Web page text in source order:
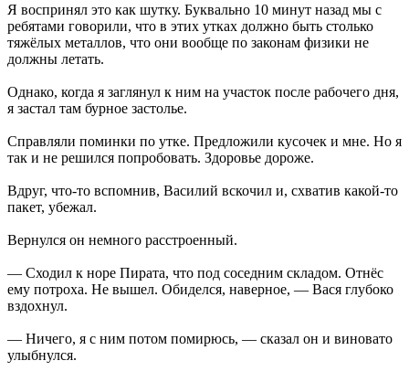
Я воспринял это как шутку. Буквально 10 минут назад мы с
ребятами говорили, что в этих утках должно быть столько
тяжёлых металлов, что они вообще по законам физики не
должны летать.
Однако, когда я заглянул к ним на участок после рабочего дня,
я застал там бурное застолье.
Справляли поминки по утке. Предложили кусочек и мне. Но я
так и не решился попробовать. Здоровье дороже.
Вдруг, что-то вспомнив, Василий вскочил и, схватив какой-то
пакет, убежал.
Вернулся он немного расстроенный.
— Сходил к норе Пирата, что под соседним складом. Отнёс
ему потроха. Не вышел. Обиделся, наверное, — Вася глубоко
вздохнул.
— Ничего, я с ним потом помирюсь, — сказал он и виновато
улыбнулся.